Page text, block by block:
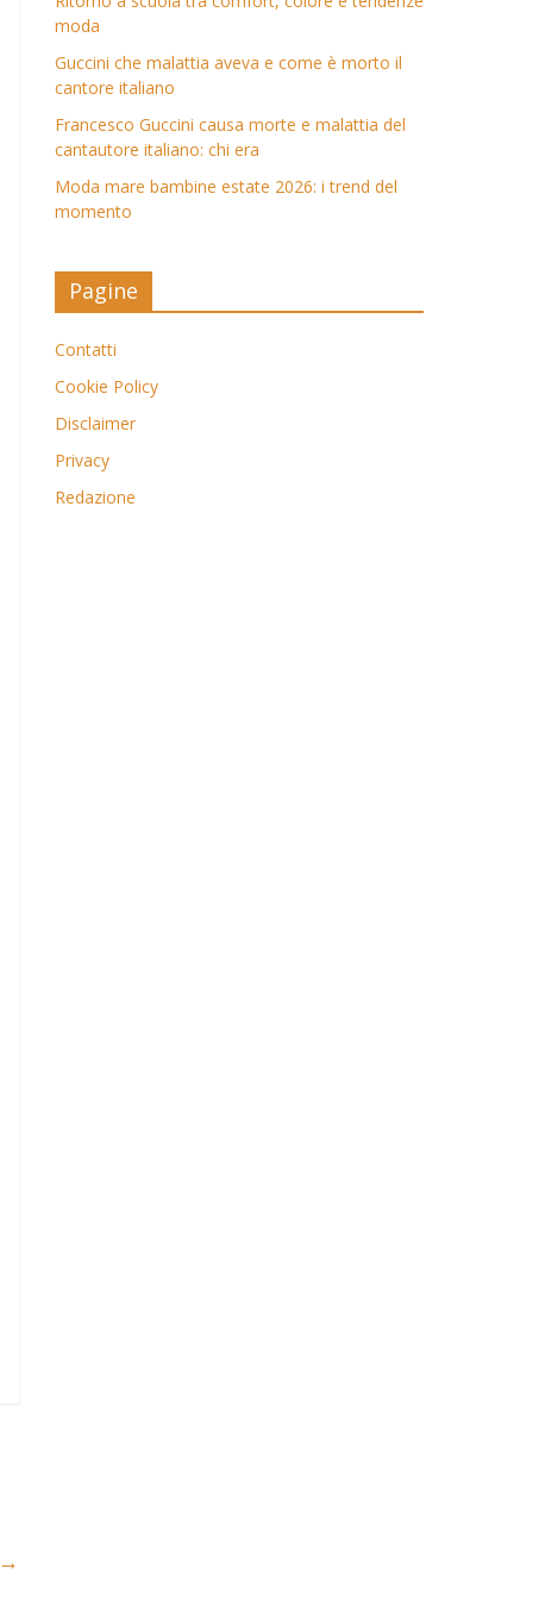
→
moda
Guccini che malattia aveva e come è morto il
cantore italiano
Francesco Guccini causa morte e malattia del
cantautore italiano: chi era
Moda mare bambine estate 2026: i trend del
momento
Pagine
Contatti
Cookie Policy
Disclaimer
Privacy
Redazione